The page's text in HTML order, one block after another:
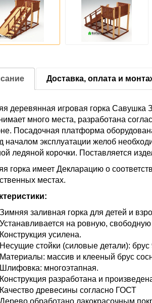
Доставка, оплата и
деревянная игровая горка Савушка
много места, разработана
Посадочная платформа
началом эксплуатации желоб
ледяной корочки. Поставляется
горка имеет Декларацию о
местах.
Зимняя заливная горка для детей и
Устанавливается на ровную,
Конструкция усилена.
Несущие стойки (силовые детали):
Материалы: массив и клееный брус
Шлифовка: многоэтапная.
Конструкция разработана и
Качество древесины согласно ГОСТ
Дерево обработано лакокрасочным